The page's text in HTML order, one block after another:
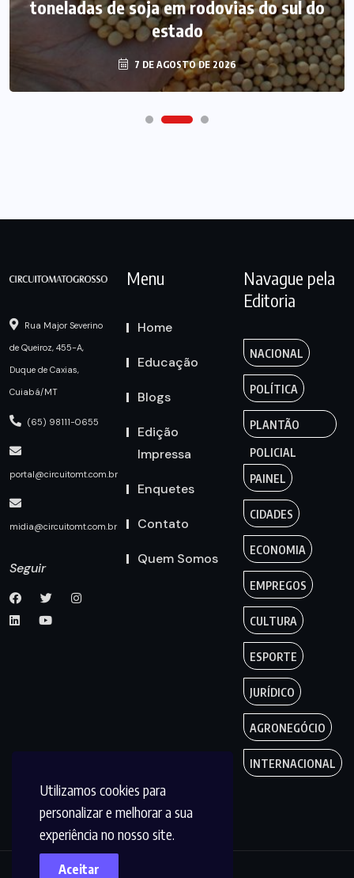
Utilizamos cookies para
personalizar e melhorar a sua
experiência no nosso site.
Aceitar
toneladas de soja em rodovias do sul do
estado
7 DE AGOSTO DE 2026
Rua Major Severino
de Queiroz, 455-A,
Duque de Caxias,
Cuiabá/MT
(65) 98111-0655
portal@circuitomt.com.br
midia@circuitomt.com.br
Seguir
Menu
Home
Educação
Blogs
Edição
Impressa
Enquetes
Contato
Quem Somos
Navague pela
Editoria
NACIONAL
POLÍTICA
PLANTÃO
POLICIAL
PAINEL
CIDADES
ECONOMIA
EMPREGOS
CULTURA
ESPORTE
JURÍDICO
AGRONEGÓCIO
INTERNACIONAL